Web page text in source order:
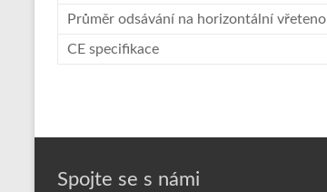
Průměr odsávání na horizontální vřeteno
CE specifikace
Spojte se s námi